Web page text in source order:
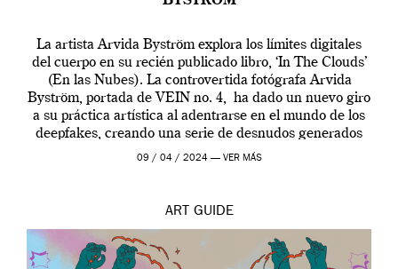
La artista Arvida Byström explora los límites digitales
del cuerpo en su recién publicado libro, ‘In The Clouds’
(En las Nubes). La controvertida fotógrafa Arvida
Byström, portada de VEIN no. 4, ha dado un nuevo giro
a su práctica artística al adentrarse en el mundo de los
deepfakes, creando una serie de desnudos generados
por […]
09 / 04 / 2024 — VER MÁS
ART GUIDE